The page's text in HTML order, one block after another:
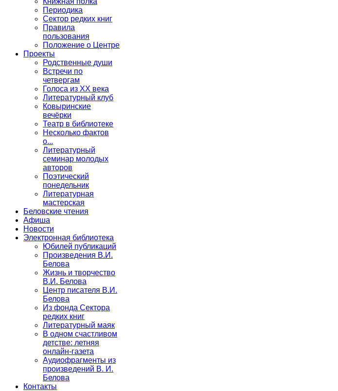
Периодика
Сектор редких книг
Правила
пользования
Положение о Центре
Проекты
Родственные души
Встречи по
четвергам
Голоса из ХХ века
Литературный клуб
Ковыринские
вечёрки
Театр в библиотеке
Несколько фактов
о...
Литературный
семинар молодых
авторов
Поэтический
понедельник
Литературная
мастерская
Беловские чтения
Афиша
Новости
Электронная библиотека
Юбилей публикаций
Произведения В.И.
Белова
Жизнь и творчество
В.И. Белова
Центр писателя В.И.
Белова
Из фонда Сектора
редких книг
Литературный маяк
В одном счастливом
детстве: летняя
онлайн-газета
Аудиофрагменты из
произведений В. И.
Белова
Контакты